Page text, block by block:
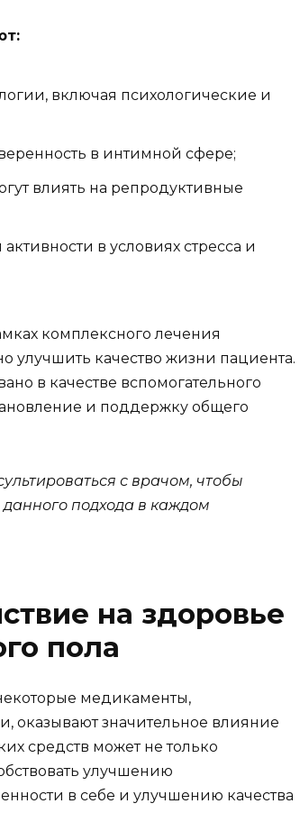
включая психологические и
в интимной сфере;
влиять на репродуктивные
в условиях стресса и
комплексного лечения
улучшить качество жизни пациента.
в качестве вспомогательного
и поддержку общего
с врачом, чтобы
данного подхода в каждом
на здоровье
пола
медикаменты,
оказывают значительное влияние
средств может не только
улучшению
в себе и улучшению качества